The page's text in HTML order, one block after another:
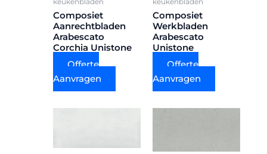
Composiet
Aanrechtbladen
Arabescato
Corchia Unistone
Offerte
Aanvragen
Composiet
Werkbladen
Arabescato
Unistone
Offerte
Aanvragen